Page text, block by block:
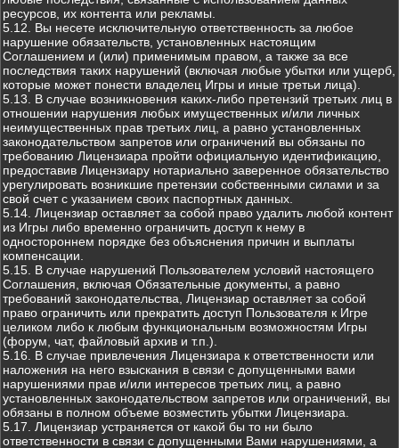
ресурсов, их контента или рекламы.
5.12. Вы несете исключительную ответственность за любое
нарушение обязательств, установленных настоящим
Соглашением и (или) применимым правом, а также за все
последствия таких нарушений (включая любые убытки или ущерб,
которые может понести владелец Игры и иные третьи лица).
5.13. В случае возникновения каких-либо претензий третьих лиц в
отношении нарушения любых имущественных и/или личных
неимущественных прав третьих лиц, а равно установленных
законодательством запретов или ограничений вы обязаны по
требованию Лицензиара пройти официальную идентификацию,
предоставив Лицензиару нотариально заверенное обязательство
урегулировать возникшие претензии собственными силами и за
свой счет с указанием своих паспортных данных.
5.14. Лицензиар оставляет за собой право удалить любой контент
из Игры либо временно ограничить доступ к нему в
одностороннем порядке без объяснения причин и выплаты
компенсации.
5.15. В случае нарушений Пользователем условий настоящего
Соглашения, включая Обязательные документы, а равно
требований законодательства, Лицензиар оставляет за собой
право ограничить или прекратить доступ Пользователя к Игре
целиком либо к любым функциональным возможностям Игры
(форум, чат, файловый архив и т.п.).
5.16. В случае привлечения Лицензиара к ответственности или
наложения на него взыскания в связи с допущенными вами
нарушениями прав и/или интересов третьих лиц, а равно
установленных законодательством запретов или ограничений, вы
обязаны в полном объеме возместить убытки Лицензиара.
5.17. Лицензиар устраняется от какой бы то ни было
ответственности в связи с допущенными Вами нарушениями, а